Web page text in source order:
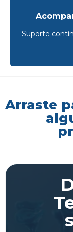
Suporte
Arraste